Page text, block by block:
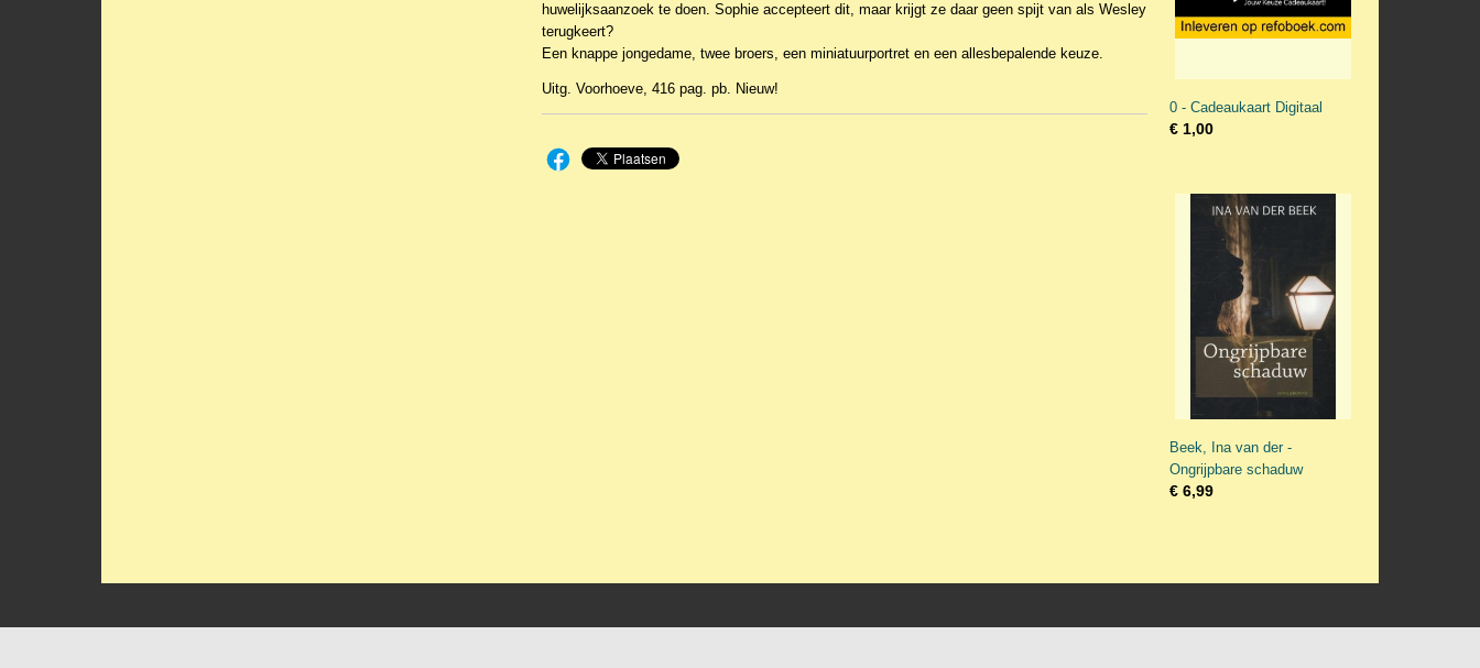
huwelijksaanzoek te doen. Sophie accepteert dit, maar krijgt ze daar geen spijt van als Wesley
terugkeert?
Een knappe jongedame, twee broers, een miniatuurportret en een allesbepalende keuze.
Uitg. Voorhoeve, 416 pag. pb. Nieuw!
0 - Cadeaukaart Digitaal
€ 1,00
Beek, Ina van der -
Ongrijpbare schaduw
€ 6,99